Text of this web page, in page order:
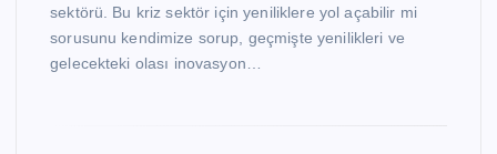
sektörü. Bu kriz sektör için yeniliklere yol açabilir mi
sorusunu kendimize sorup, geçmişte yenilikleri ve
gelecekteki olası inovasyon…